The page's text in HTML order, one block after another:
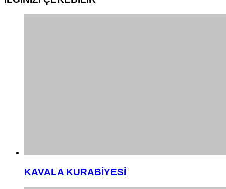
KAVALA KURABİYESİ